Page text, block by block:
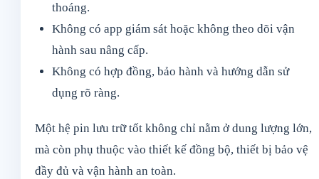
thoáng.
Không có app giám sát hoặc không theo dõi vận
hành sau nâng cấp.
Không có hợp đồng, bảo hành và hướng dẫn sử
dụng rõ ràng.
Một hệ pin lưu trữ tốt không chỉ nằm ở dung lượng lớn,
mà còn phụ thuộc vào thiết kế đồng bộ, thiết bị bảo vệ
đầy đủ và vận hành an toàn.